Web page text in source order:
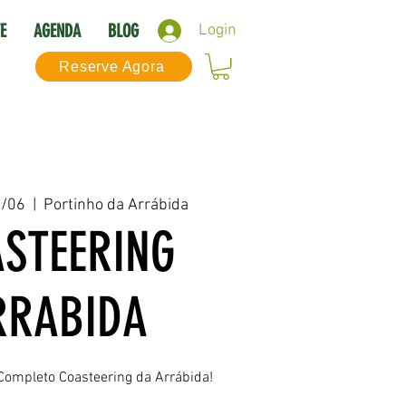
Login
AGENDA BLOG
Reserve Agora
06 Portinho da Arrábida
Coasteering da Arrábida!